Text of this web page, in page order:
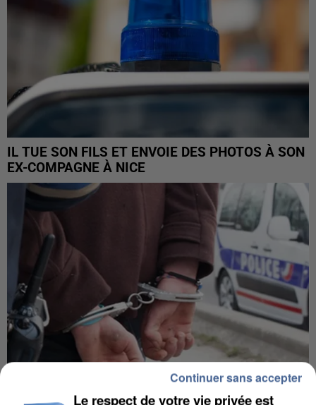
IL TUE SON FILS ET ENVOIE DES PHOTOS À SON
EX-COMPAGNE À NICE
Le respect de votre vie privée est
Continuer sans accepter